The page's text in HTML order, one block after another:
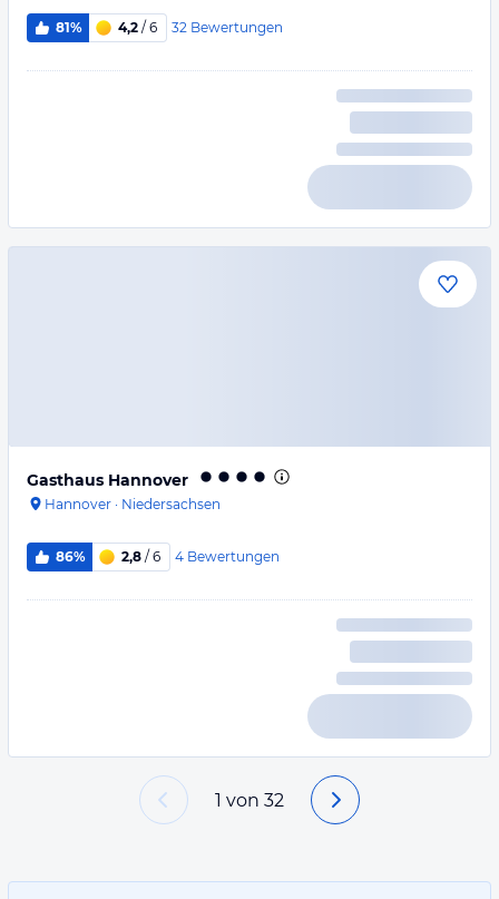
81% 4,2 / 6 32 Bewertungen
Gasthaus Hannover
Hannover · Niedersachsen
86% 2,8 / 6 4 Bewertungen
1 von 32